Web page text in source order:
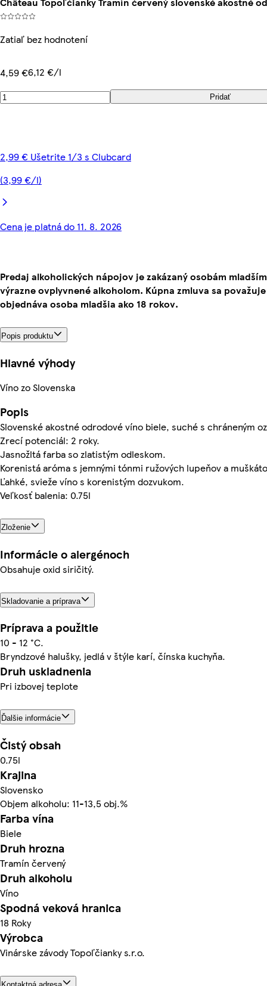
Zatiaľ bez hodnotení
4,59 €6,12 €/l
Pridať
2,99 € Ušetrite 1/3 s Clubcard
(3,99 €/l)
Cena je platná do 11. 8. 2026
Predaj alkoholických nápojov je zakázaný osobám
výrazne ovplyvnené alkoholom. Kúpna zmluva sa
objednáva osoba mladšia ako 18 rokov.
Popis produktu
Hlavné výhody
Víno zo Slovenska
Popis
Slovenské akostné odrodové víno biele, suché s chráneným
Zrecí potenciál: 2 roky.
Jasnožltá farba so zlatistým odleskom.
Korenistá aróma s jemnými tónmi ružových lupeňov a
Ľahké, svieže víno s korenistým dozvukom.
Veľkosť balenia: 0.75l
Zloženie
Informácie o alergénoch
Obsahuje oxid siričitý.
Skladovanie a príprava
Príprava a použitie
10 - 12 °C.
Bryndzové halušky, jedlá v štýle karí, čínska kuchyňa.
Druh uskladnenia
Pri izbovej teplote
Ďalšie informácie
Čistý obsah
0.75l
Krajina
Slovensko
Objem alkoholu: 11-13,5 obj.%
Farba vína
Biele
Druh hrozna
Tramín červený
Druh alkoholu
Víno
Spodná veková hranica
18 Roky
Výrobca
Vinárske závody Topoľčianky s.r.o.